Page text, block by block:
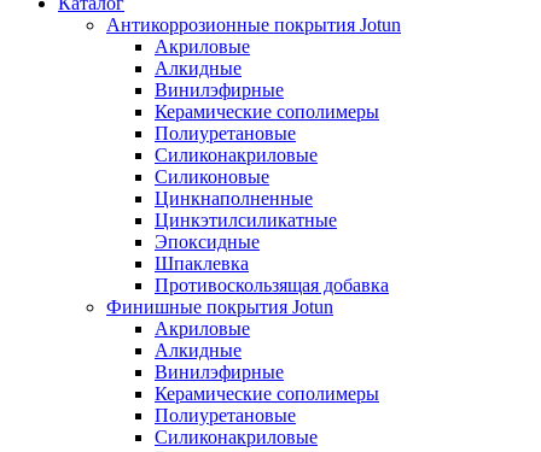
Антикоррозионные покрытия Jotun
Акриловые
Алкидные
Винилэфирные
Керамические сополимеры
Полиуретановые
Силиконакриловые
Силиконовые
Цинкнаполненные
Цинкэтилсиликатные
Эпоксидные
Шпаклевка
Противоскользящая добавка
Финишные покрытия Jotun
Акриловые
Алкидные
Винилэфирные
Керамические сополимеры
Полиуретановые
Силиконакриловые